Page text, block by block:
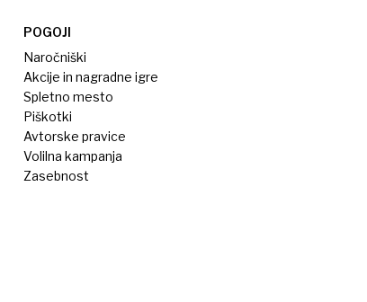
POGOJI
Naročniški
Akcije in nagradne igre
Spletno mesto
Piškotki
Avtorske pravice
Volilna kampanja
Zasebnost